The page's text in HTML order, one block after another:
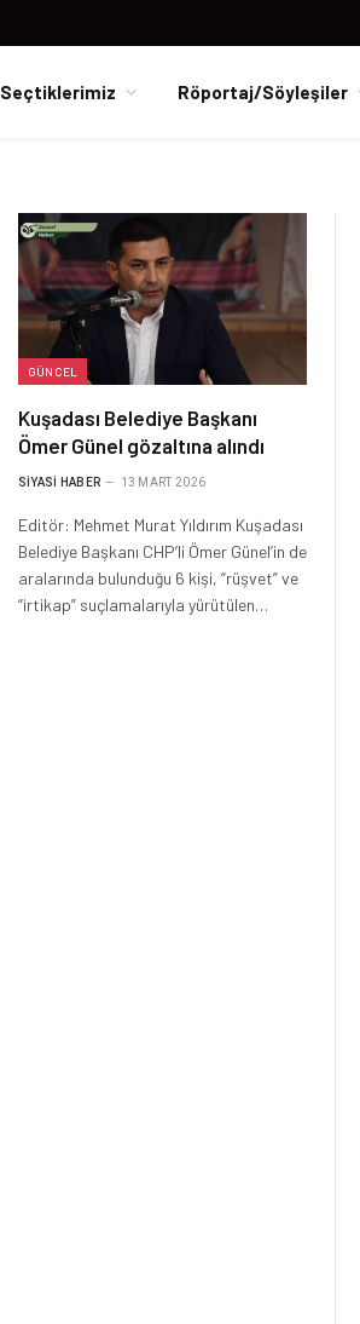
Seçtiklerimiz Röportaj/Söyleşiler
GÜNCEL
Kuşadası Belediye Başkanı
Ömer Günel gözaltına alındı
SIYASI HABER 13 MART 2026
Editör: Mehmet Murat Yıldırım Kuşadası
Belediye Başkanı CHP’li Ömer Günel’in de
aralarında bulunduğu 6 kişi, “rüşvet” ve
“irtikap” suçlamalarıyla yürütülen…